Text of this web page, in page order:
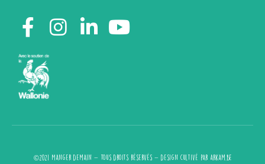
©2021 Manger demain - Tous droits réservés - design cultivé par arkam.be